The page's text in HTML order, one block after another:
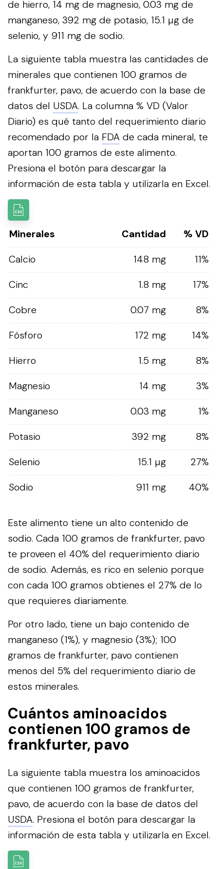
de hierro, 14 mg de magnesio, 0.03 mg de
manganeso, 392 mg de potasio, 15.1 µg de
selenio, y 911 mg de sodio.
La siguiente tabla muestra las cantidades de
minerales que contienen 100 gramos de
frankfurter, pavo, de acuerdo con la base de
datos del USDA. La columna % VD (Valor
Diario) es qué tanto del requerimiento diario
recomendado por la FDA de cada mineral, te
aportan 100 gramos de este alimento.
Presiona el botón para descargar la
información de esta tabla y utilizarla en Excel.
Minerales Cantidad
% VD
Calcio
148 mg
11%
Cinc
1.8 mg
17%
Cobre
0.07 mg
8%
Fósforo
172 mg
14%
Hierro
1.5 mg
8%
Magnesio
14 mg
3%
Manganeso
0.03 mg
1%
Potasio
392 mg
8%
Selenio
15.1 µg
27%
Sodio
911 mg 40%
Este alimento tiene un alto contenido de
sodio. Cada 100 gramos de frankfurter, pavo
te proveen el 40% del requerimiento diario
de sodio. Además, es rico en selenio porque
con cada 100 gramos obtienes el 27% de lo
que requieres diariamente.
Por otro lado, tiene un bajo contenido de
manganeso (1%), y magnesio (3%); 100
gramos de frankfurter, pavo contienen
menos del 5% del requerimiento diario de
estos minerales.
Cuántos aminoacidos
contienen 100 gramos de
frankfurter, pavo
La siguiente tabla muestra los aminoacidos
que contienen 100 gramos de frankfurter,
pavo, de acuerdo con la base de datos del
USDA. Presiona el botón para descargar la
información de esta tabla y utilizarla en Excel.